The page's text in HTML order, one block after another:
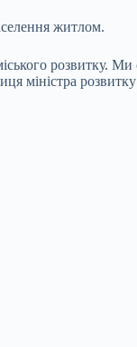
житлом.
розвитку. Ми
міністра